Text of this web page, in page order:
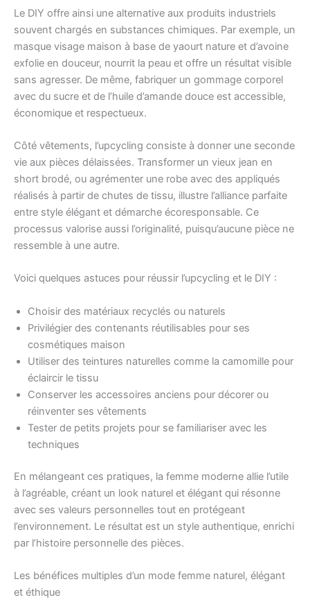
Le DIY offre ainsi une alternative aux produits industriels
souvent chargés en substances chimiques. Par exemple, un
masque visage maison à base de yaourt nature et d’avoine
exfolie en douceur, nourrit la peau et offre un résultat visible
sans agresser. De même, fabriquer un gommage corporel
avec du sucre et de l’huile d’amande douce est accessible,
économique et respectueux.
Côté vêtements, l’upcycling consiste à donner une seconde
vie aux pièces délaissées. Transformer un vieux jean en
short brodé, ou agrémenter une robe avec des appliqués
réalisés à partir de chutes de tissu, illustre l’alliance parfaite
entre style élégant et démarche écoresponsable. Ce
processus valorise aussi l’originalité, puisqu’aucune pièce ne
ressemble à une autre.
Voici quelques astuces pour réussir l’upcycling et le DIY :
Choisir des matériaux recyclés ou naturels
Privilégier des contenants réutilisables pour ses
cosmétiques maison
Utiliser des teintures naturelles comme la camomille pour
éclaircir le tissu
Conserver les accessoires anciens pour décorer ou
réinventer ses vêtements
Tester de petits projets pour se familiariser avec les
techniques
En mélangeant ces pratiques, la femme moderne allie l’utile
à l’agréable, créant un look naturel et élégant qui résonne
avec ses valeurs personnelles tout en protégeant
l’environnement. Le résultat est un style authentique, enrichi
par l’histoire personnelle des pièces.
Les bénéfices multiples d’un mode femme naturel, élégant
et éthique